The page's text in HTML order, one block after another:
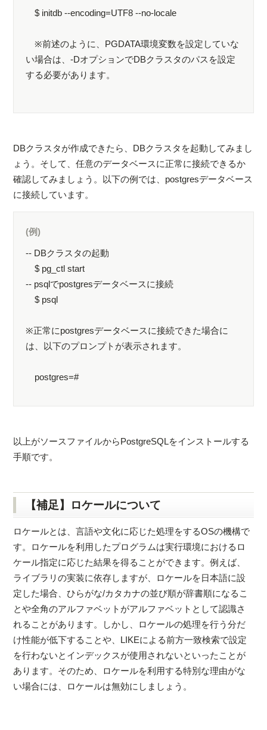
$ initdb --encoding=UTF8 --no-locale
※前述のように、PGDATA環境変数を設定していな
い場合は、-DオプションでDBクラスタのパスを設定
する必要があります。
DBクラスタが作成できたら、DBクラスタを起動してみまし
ょう。そして、任意のデータベースに正常に接続できるか
確認してみましょう。以下の例では、postgresデータベース
に接続しています。
(例)
-- DBクラスタの起動
$ pg_ctl start
-- psqlでpostgresデータベースに接続
$ psql
※正常にpostgresデータベースに接続できた場合に
は、以下のプロンプトが表示されます。
postgres=#
以上がソースファイルからPostgreSQLをインストールする
手順です。
【補足】ロケールについて
ロケールとは、言語や文化に応じた処理をするOSの機構で
す。ロケールを利用したプログラムは実行環境におけるロ
ケール指定に応じた結果を得ることができます。例えば、
ライブラリの実装に依存しますが、ロケールを日本語に設
定した場合、ひらがな/カタカナの並び順が辞書順になるこ
とや全角のアルファベットがアルファベットとして認識さ
れることがあります。しかし、ロケールの処理を行う分だ
け性能が低下することや、LIKEによる前方一致検索で設定
を行わないとインデックスが使用されないといったことが
あります。そのため、ロケールを利用する特別な理由がな
い場合には、ロケールは無効にしましょう。